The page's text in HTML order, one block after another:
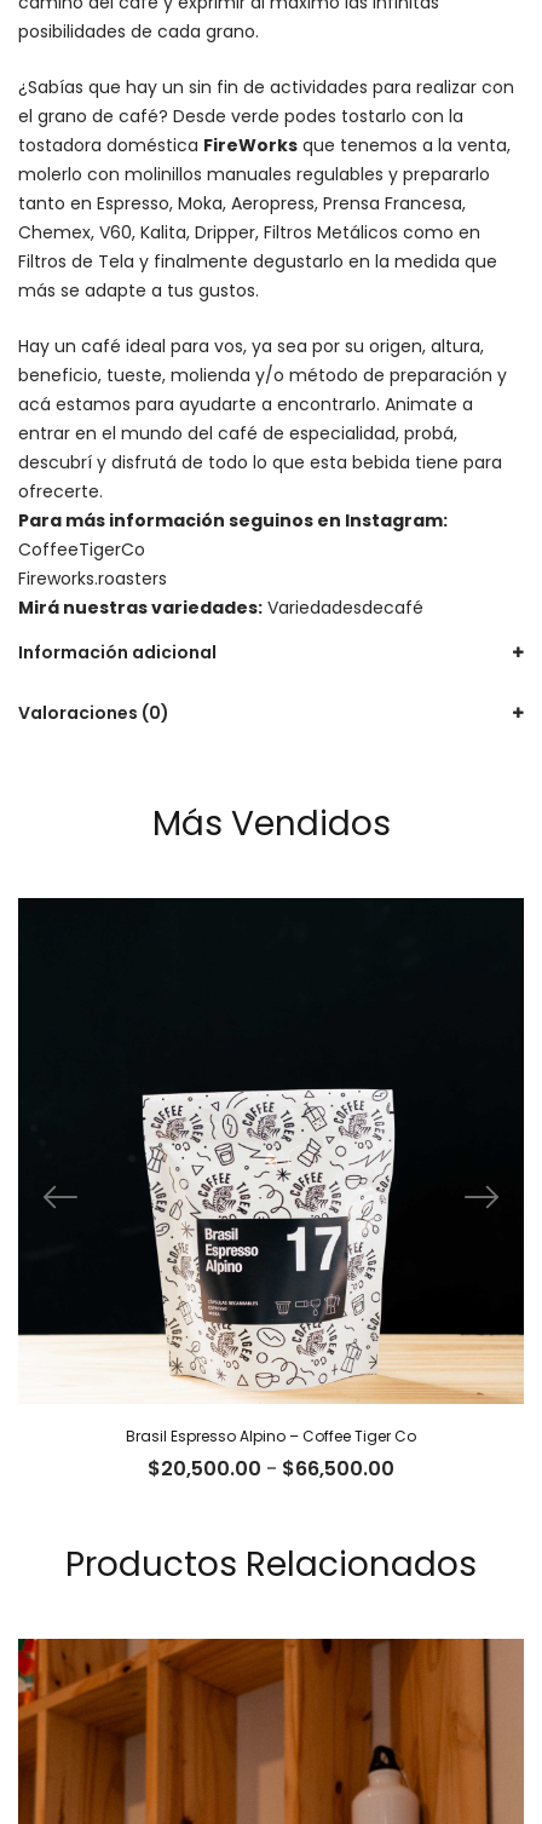
posibilidades de cada grano.
¿Sabías que hay un sin fin de actividades para realizar con
el grano de café? Desde verde podes tostarlo con la
tostadora doméstica FireWorks que tenemos a la venta,
molerlo con molinillos manuales regulables y prepararlo
tanto en Espresso, Moka, Aeropress, Prensa Francesa,
Chemex, V60, Kalita, Dripper, Filtros Metálicos como en
Filtros de Tela y finalmente degustarlo en la medida que
más se adapte a tus gustos.
Hay un café ideal para vos, ya sea por su origen, altura,
beneficio, tueste, molienda y/o método de preparación y
acá estamos para ayudarte a encontrarlo. Animate a
entrar en el mundo del café de especialidad, probá,
descubrí y disfrutá de todo lo que esta bebida tiene para
ofrecerte.
Para más información seguinos en Instagram:
CoffeeTigerCo
Fireworks.roasters
Mirá nuestras variedades: Variedadesdecafé
Información adicional
Valoraciones (0)
Más Vendidos
Brasil Espresso Alpino – Coffee Tiger Co
$20,500.00 - $66,500.00
$20,500.00
Productos Relacionados